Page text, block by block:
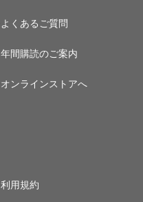
よくあるご質問
年間購読のご案内
オンラインストアへ
利用規約